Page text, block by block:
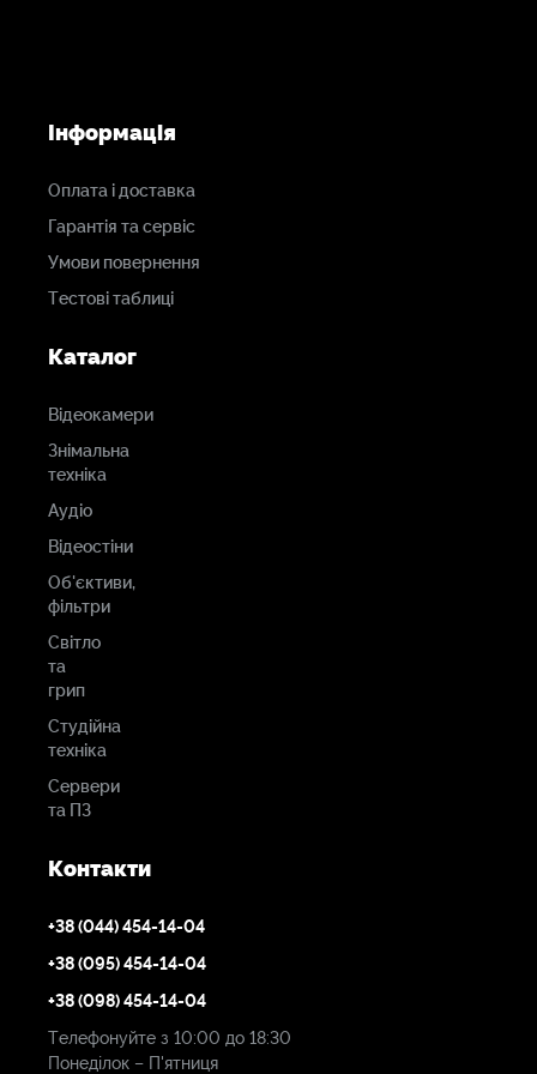
11 520 x 6480 (12K 16:9)
12 288 x 5112 (12K 2,4:1)
7680 x 6408 (12K Anamorphic)
8192 x 3408 (8K 2,4:1)
5120 x 4272 (8K Anamorphic)
4096 x 2160 (4K Super16)
4096 x 2160 (4K DCI)
Частота кадрів
Максимальне значення кадрової частоти сенсора
залежить від обраної роздільної здатності. Кадрова
частота проекту:
Інформація
Оплата і доставка
Гарантія та сервіс
Умови повернення
Тестові таблиці
Каталог
Відеокамери
Знімальна
техніка
Аудіо
Відеостіни
Об'єктиви,
фільтри
Світло
та
грип
Студійна
техніка
Сервери
та ПЗ
Контакти
+38 (044) 454-14-04
+38 (095) 454-14-04
+38 (098) 454-14-04
Телефонуйте з 10:00 до 18:30
Понеділок – П'ятниця